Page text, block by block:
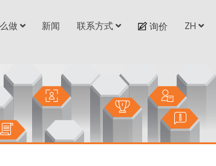
做 新闻 联系方式 询价 ZH